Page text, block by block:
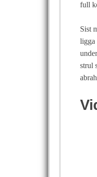
full
Sist
ligga
strul